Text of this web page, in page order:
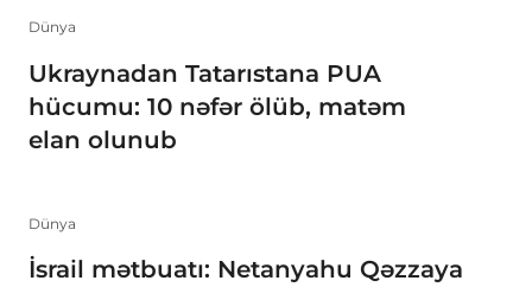
Dünya
Ukraynadan Tatarıstana PUA
hücumu: 10 nəfər ölüb, matəm
elan olunub
Dünya
İsrail mətbuatı: Netanyahu Qəzzaya